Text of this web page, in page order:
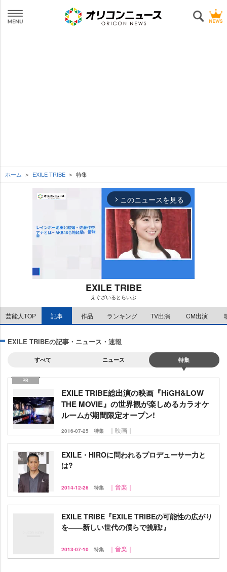
ホーム EXILE TRIBE 特集
arrow_forward_ios このニュースを見る
M
u
t
EXILE TRIBE
えぐざいるとらいぶ
芸能人TOP 記事 作品 ランキング TV出演 CM出演
EXILE TRIBEの記事・ニュース・速報
すべて ニュース 特集
EXILE TRIBE総出演の映画『HiGH&LOW
THE MOVIE』の世界観が楽しめるカラオケ
ルームが期間限定オープン!
2016-07-25 特集 ｜映画｜
EXILE・HIROに問われるプロデューサー力と
は?
2014-12-26 特集 ｜音楽｜
EXILE TRIBE『EXILE TRIBEの可能性の広がり
を――新しい世代の僕らで挑戦!』
2013-07-10 特集 ｜音楽｜